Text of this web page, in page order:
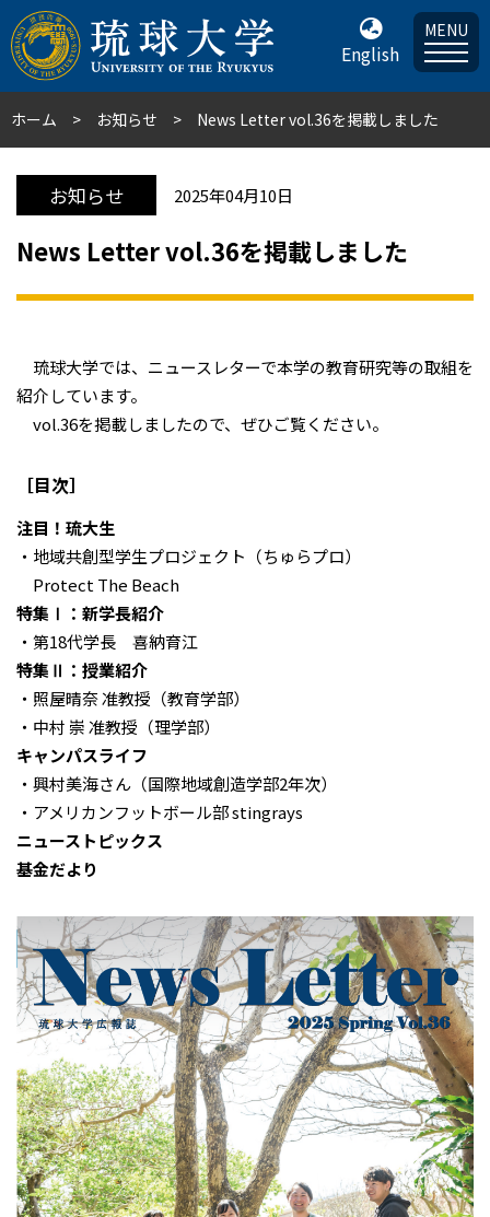
English
MENU
ホーム お知らせ News Letter vol.36を掲載しました
お知らせ 2025年04月10日
News Letter vol.36を掲載しました
琉球大学では、ニュースレターで本学の教育研究等の取組を
紹介しています。
vol.36を掲載しましたので、ぜひご覧ください。
［目次］
注目！琉大生
・地域共創型学生プロジェクト（ちゅらプロ）
Protect The Beach
特集Ⅰ：新学長紹介
・第18代学長 喜納育江
特集Ⅱ：授業紹介
・照屋晴奈 准教授（教育学部）
・中村 崇 准教授（理学部）
キャンパスライフ
・興村美海さん（国際地域創造学部2年次）
・アメリカンフットボール部 stingrays
ニューストピックス
基金だより